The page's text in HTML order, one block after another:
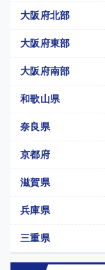
大阪府北部
大阪府東部
大阪府南部
和歌山県
奈良県
京都府
滋賀県
兵庫県
三重県